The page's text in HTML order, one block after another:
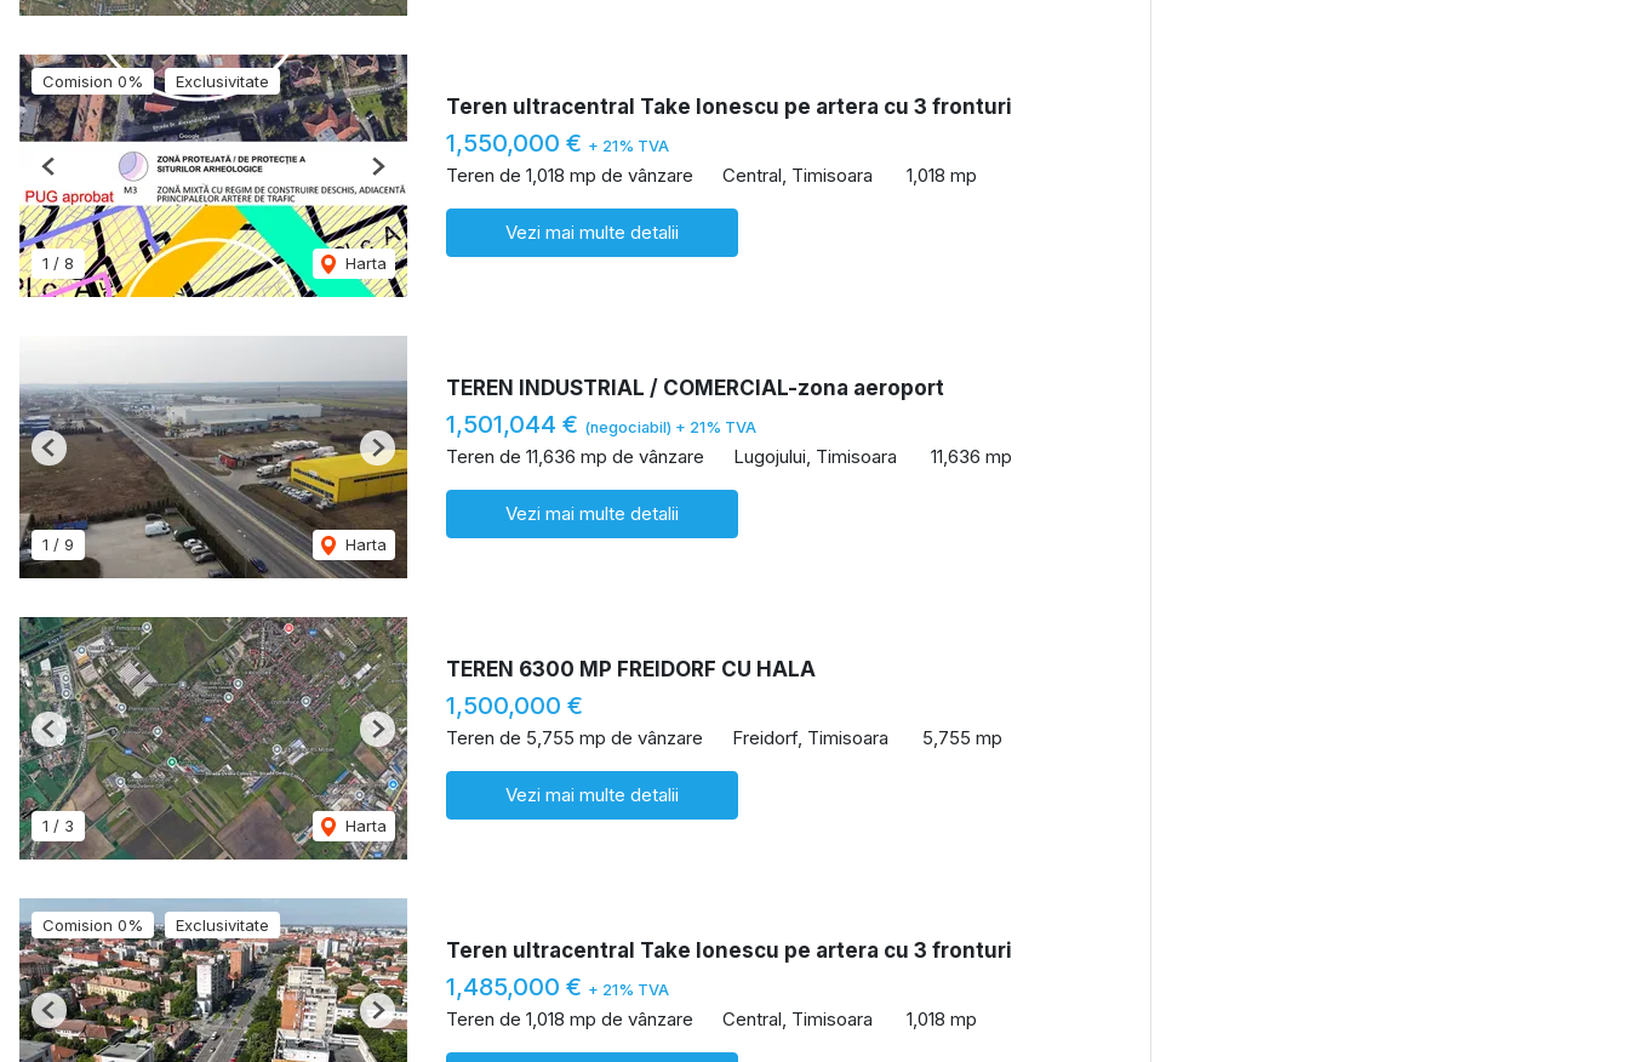
Comision 0% Exclusivitate
1 / 8 Harta
Previous Next
Teren ultracentral Take Ionescu pe artera cu 3 fronturi
1,550,000 € + 21% TVA
Teren de 1,018 mp de vânzare Central, Timisoara 1,018 mp
Vezi mai multe detalii
1 / 9 Harta
Previous Next
TEREN INDUSTRIAL / COMERCIAL-zona aeroport
1,501,044 € (negociabil) + 21% TVA
Teren de 11,636 mp de vânzare Lugojului, Timisoara 11,636 mp
Vezi mai multe detalii
1 / 3 Harta
Previous Next
TEREN 6300 MP FREIDORF CU HALA
1,500,000 €
Teren de 5,755 mp de vânzare Freidorf, Timisoara 5,755 mp
Vezi mai multe detalii
Comision 0% Exclusivitate
Previous Next
Teren ultracentral Take Ionescu pe artera cu 3 fronturi
1,485,000 € + 21% TVA
Teren de 1,018 mp de vânzare Central, Timisoara 1,018 mp